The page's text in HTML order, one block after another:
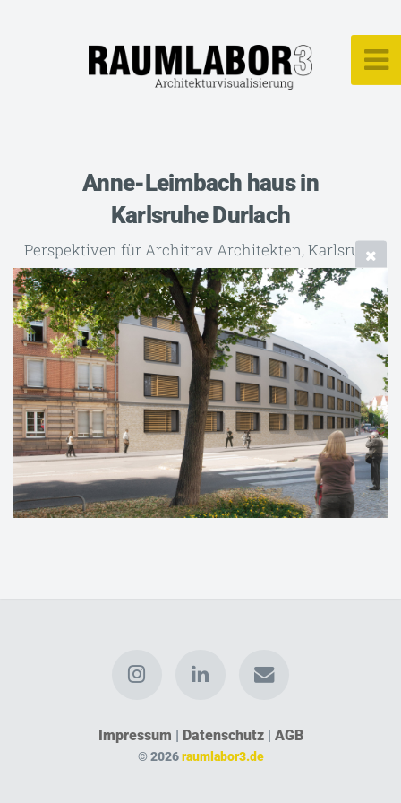
Anne-Leimbach haus in
Karlsruhe Durlach
Perspektiven für Architrav Architekten, Karlsruhe
Impressum | Datenschutz| AGB
© 2026raumlabor3.de